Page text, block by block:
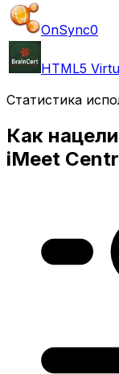
OnSync0
HTML5
Статистика
Как
iMeet